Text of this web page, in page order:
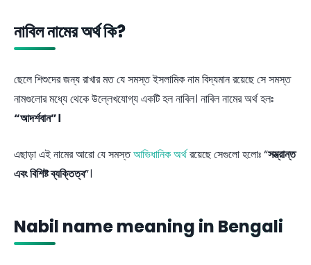
নাবিল নামের অর্থ কি?
ছেলে শিশুদের জন্য রাখার মত যে সমস্ত ইসলামিক নাম বিদ্যমান রয়েছে সে সমস্ত
নামগুলোর মধ্যে থেকে উল্লেখযোগ্য একটি হল নাবিল। নাবিল নামের অর্থ হলঃ
“আদর্শবান”।
এছাড়া এই নামের আরো যে সমস্তআভিধানিক অর্থরয়েছে সেগুলো হলোঃ “সম্ভ্রান্ত
এবং বিশিষ্ট ব্যক্তিত্ব”।
Nabil name meaning in Bengali